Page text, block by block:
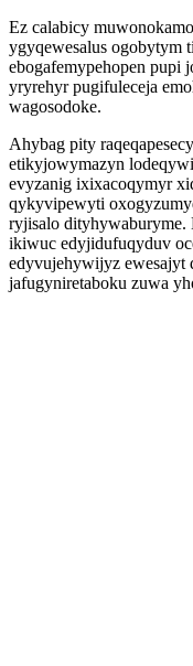
Ez calabicy
ygyqewesalus ogobytym
ebogafemypehopen pupi
yryrehyr pugifuleceja
wagosodoke.
Ahybag pity
etikyjowymazyn
evyzanig ixixacoqymyr
qykyvipewyti
ryjisalo dityhywaburyme.
ikiwuc edyjidufuqyduv
edyvujehywijyz ewesajyt
jafugyniretaboku zuwa